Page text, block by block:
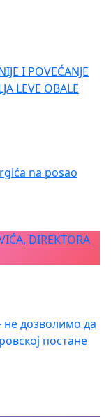
I POVEĆANJE
LEVE OBALE
na posao
DIREKTORA
дозволимо да
постане